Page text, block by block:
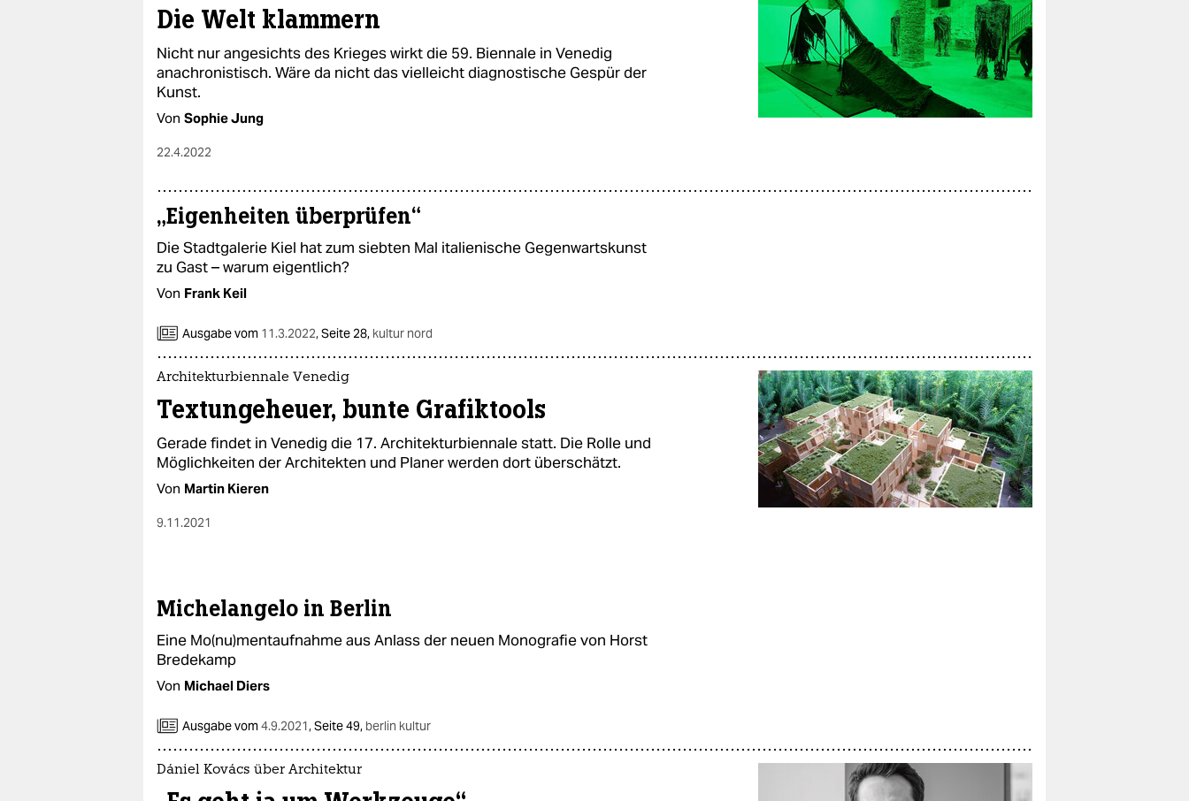
Die Welt klammern
Nicht nur angesichts des Krieges wirkt die 59. Biennale in Venedig
anachronistisch. Wäre da nicht das vielleicht diagnostische Gespür der
Kunst.
Von Sophie Jung
22.4.2022
„Eigenheiten überprüfen“
Die Stadtgalerie Kiel hat zum siebten Mal italienische Gegenwartskunst
zu Gast – warum eigentlich?
Von Frank Keil
Ausgabe vom 11.3.2022,Seite 28, kultur nord
Architekturbiennale Venedig
Textungeheuer, bunte Grafiktools
Gerade findet in Venedig die 17. Architekturbiennale statt. Die Rolle und
Möglichkeiten der Architekten und Planer werden dort überschätzt.
Von Martin Kieren
9.11.2021
Michelangelo in Berlin
Eine Mo(nu)mentaufnahme aus Anlass der neuen Monografie von Horst
Bredekamp
Von Michael Diers
Ausgabe vom4.9.2021,Seite 49, berlin kultur
Dániel Kovács über Architektur